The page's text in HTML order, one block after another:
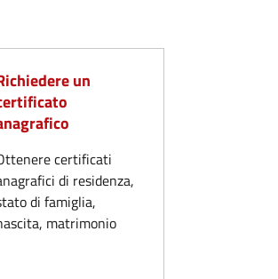
un
certificati
di residenza,
di famiglia,
matrimonio